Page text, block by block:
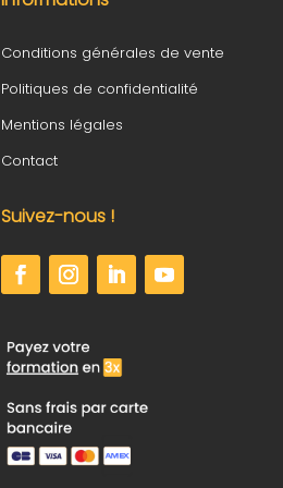
Conditions générales de vente
Politiques de confidentialité
Mentions légales
Contact
Suivez-nous !